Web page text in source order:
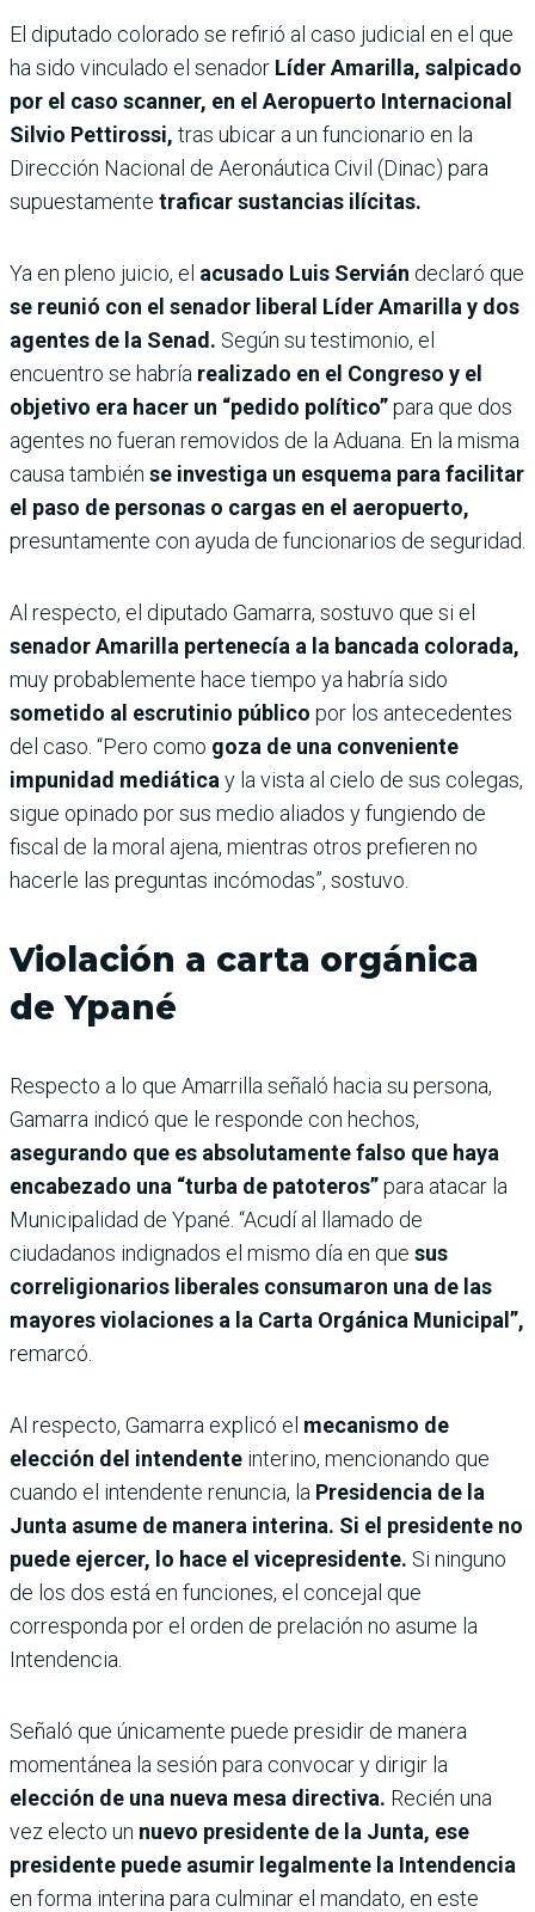
El diputado colorado se refirió al caso judicial en el que
ha sido vinculado el senador Líder Amarilla, salpicado
por el caso scanner, en el Aeropuerto Internacional
Silvio Pettirossi, tras ubicar a un funcionario en la
Dirección Nacional de Aeronáutica Civil (Dinac) para
supuestamente traficar sustancias ilícitas.
Ya en pleno juicio, el acusado Luis Servián declaró que
se reunió con el senador liberal Líder Amarilla y dos
agentes de la Senad. Según su testimonio, el
encuentro se habría realizado en el Congreso y el
objetivo era hacer un “pedido político”para que dos
agentes no fueran removidos de la Aduana. En la misma
causa también se investiga un esquema para facilitar
el paso de personas o cargas en el aeropuerto,
presuntamente con ayuda de funcionarios de seguridad.
Al respecto, el diputado Gamarra, sostuvo que si el
senador Amarilla pertenecía a la bancada colorada,
muy probablemente hace tiempo ya habría sido
sometido al escrutinio público por los antecedentes
del caso. “Pero como goza de una conveniente
impunidad mediática y la vista al cielo de sus colegas,
sigue opinado por sus medio aliados y fungiendo de
fiscal de la moral ajena, mientras otros prefieren no
hacerle las preguntas incómodas”, sostuvo.
Violación a carta orgánica
de Ypané
Respecto a lo que Amarrilla señaló hacia su persona,
Gamarra indicó que le responde con hechos,
asegurando que es absolutamente falso que haya
encabezado una “turba de patoteros”para atacar la
Municipalidad de Ypané. “Acudí al llamado de
ciudadanos indignados el mismo día en que sus
correligionarios liberales consumaron una de las
mayores violaciones a la Carta Orgánica Municipal”,
remarcó.
Al respecto, Gamarra explicó el mecanismo de
elección del intendente interino, mencionando que
cuando el intendente renuncia, la Presidencia de la
Junta asume de manera interina. Si el presidente no
puede ejercer, lo hace el vicepresidente. Si ninguno
de los dos está en funciones, el concejal que
corresponda por el orden de prelación no asume la
Intendencia.
Señaló que únicamente puede presidir de manera
momentánea la sesión para convocar y dirigir la
elección de una nueva mesa directiva. Recién una
vez electo un nuevo presidente de la Junta, ese
presidente puede asumir legalmente la Intendencia
en forma interina para culminar el mandato, en este